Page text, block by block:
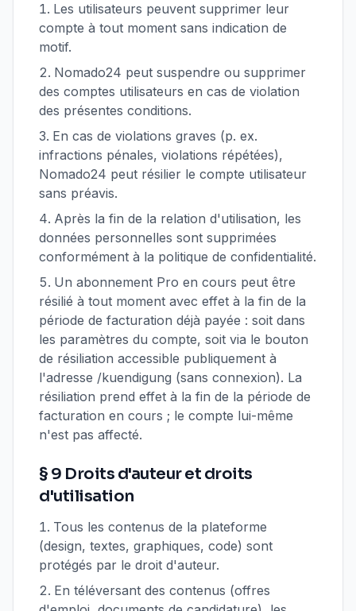
Les utilisateurs peuvent supprimer leur
compte à tout moment sans indication de
motif.
Nomado24 peut suspendre ou supprimer
des comptes utilisateurs en cas de violation
des présentes conditions.
En cas de violations graves (p. ex.
infractions pénales, violations répétées),
Nomado24 peut résilier le compte utilisateur
sans préavis.
Après la fin de la relation d'utilisation, les
données personnelles sont supprimées
conformément à la politique de confidentialité.
Un abonnement Pro en cours peut être
résilié à tout moment avec effet à la fin de la
période de facturation déjà payée : soit dans
les paramètres du compte, soit via le bouton
de résiliation accessible publiquement à
l'adresse /kuendigung (sans connexion). La
résiliation prend effet à la fin de la période de
facturation en cours ; le compte lui-même
n'est pas affecté.
§ 9 Droits d'auteur et droits
d'utilisation
Tous les contenus de la plateforme
(design, textes, graphiques, code) sont
protégés par le droit d'auteur.
En téléversant des contenus (offres